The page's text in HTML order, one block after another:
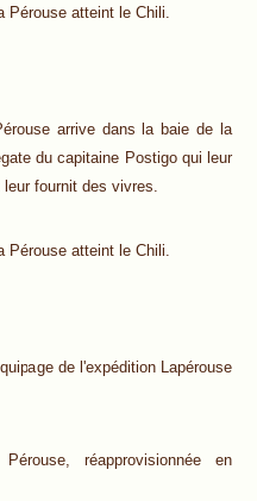
Pérouse atteint le Chili.
arrive dans la baie de la
du capitaine Postigo qui leur
fournit des vivres.
Pérouse atteint le Chili.
de l'expédition Lapérouse
réapprovisionnée en